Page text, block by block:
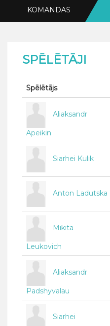
KOMANDAS
SPĒLĒTĀJI
Spēlētājs
Aliaksandr
Apeikin
Siarhei Kulik
Anton Ladutska
Mikita
Leukovich
Aliaksandr
Padshyvalau
Siarhei